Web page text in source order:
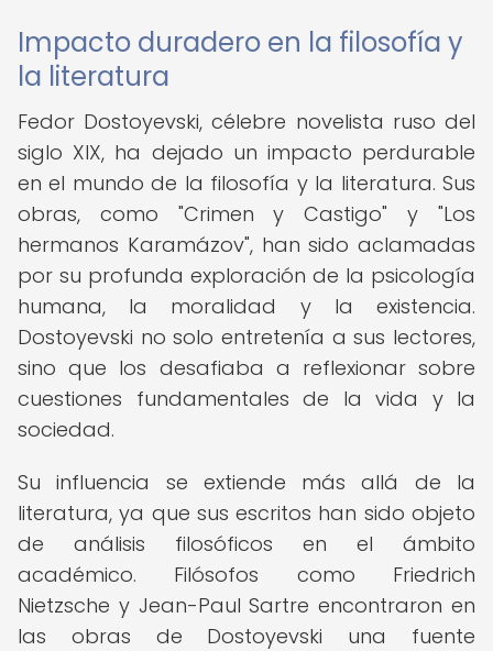
Impacto duradero en la filosofía y
la literatura
Fedor Dostoyevski, célebre novelista ruso del
siglo XIX, ha dejado un impacto perdurable
en el mundo de la filosofía y la literatura. Sus
obras, como "Crimen y Castigo" y "Los
hermanos Karamázov", han sido aclamadas
por su profunda exploración de la psicología
humana, la moralidad y la existencia.
Dostoyevski no solo entretenía a sus lectores,
sino que los desafiaba a reflexionar sobre
cuestiones fundamentales de la vida y la
sociedad.
Su influencia se extiende más allá de la
literatura, ya que sus escritos han sido objeto
de análisis filosóficos en el ámbito
académico. Filósofos como Friedrich
Nietzsche y Jean-Paul Sartre encontraron en
las obras de Dostoyevski una fuente